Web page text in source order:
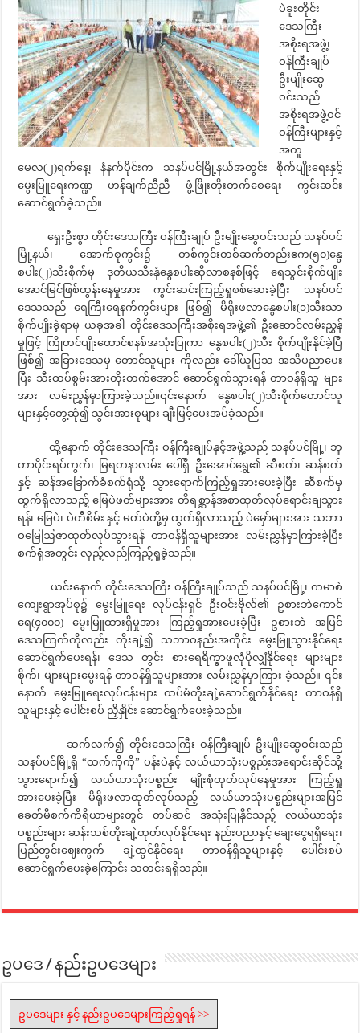
ပဲခူးတိုင်း
ဒေသကြီး
အစိုးရအဖွဲ့၊
ဝန်ကြီးချုပ်
ဦးမျိုးဆွေ
ဝင်းသည်
အစိုးရအဖွဲ့ဝင်
ဝန်ကြီးများနှင့်
အတူ
မေလ(၂)ရက်နေ့၊ နံနက်ပိုင်းက သနပ်ပင်မြို့နယ်အတွင်း စိုက်ပျိုးရေးနှင့်
မွေးမြူရေးကဏ္ဍ ဟန်ချက်ညီညီ ဖွံ့ဖြိုးတိုးတက်စေရေး ကွင်းဆင်း
ဆောင်ရွက်ခဲ့သည်။
ရှေးဦးစွာ တိုင်းဒေသကြီး ဝန်ကြီးချုပ် ဦးမျိုးဆွေဝင်းသည် သနပ်ပင်
မြို့နယ်၊ အောက်စုကွင်း၌ တစ်ကွင်းတစ်ဆက်တည်းဧက(၅၀)နွေ
စပါး(၂)သီးစိုက်မှ ဒုတိယသီးနှံနွေစပါးဆိုလာစနစ်ဖြင့် ရေသွင်းစိုက်ပျိုး
အောင်မြင်ဖြစ်ထွန်းနေမှုအား ကွင်းဆင်းကြည့်ရှုစစ်ဆေးခဲ့ပြီး သနပ်ပင်
ဒေသသည် ရေကြီးရေနက်ကွင်းများ ဖြစ်၍ မိရိုးဖလာနွေစပါး(၁)သီးသာ
စိုက်ပျိုးခဲ့ရာမှ ယခုအခါ တိုင်းဒေသကြီးအစိုးရအဖွဲ့၏ ဦးဆောင်လမ်းညွှန်
မှုဖြင့် ကြိုတင်ပျိုးထောင်စနစ်အသုံးပြုကာ နွေစပါး(၂)သီး စိုက်ပျိုးနိုင်ခဲ့ပြီ
ဖြစ်၍ အခြားဒေသမှ တောင်သူများ ကိုလည်း ခေါ်ယူပြသ အသိပညာပေး
ပြီး သီးထပ်စွမ်းအားတိုးတက်အောင် ဆောင်ရွက်သွားရန် တာဝန်ရှိသူ များ
အား လမ်းညွှန်မှာကြားခဲ့သည်။၎င်းနောက် နွေစပါး(၂)သီးစိုက်တောင်သူ
များနှင့်တွေ့ဆုံ၍ သွင်းအားစုများ ချီးမြှင့်ပေးအပ်ခဲ့သည်။
ထို့နောက် တိုင်းဒေသကြီး ဝန်ကြီးချုပ်နှင့်အဖွဲ့သည် သနပ်ပင်မြို့၊ ဘူ
တာပိုင်းရပ်ကွက်၊ မြရတနာလမ်း ပေါ်ရှိ ဦးအောင်ရွှေ၏ ဆီစက်၊ ဆန်စက်
နှင့် ဆန်အခြောက်ခံစက်ရုံသို့ သွားရောက်ကြည့်ရှုအားပေးခဲ့ပြီး ဆီစက်မှ
ထွက်ရှိလာသည့် မြေပဲဖတ်များအား တိရစ္ဆာန်အစာထုတ်လုပ်ရောင်းချသွား
ရန်၊ မြေပဲ၊ ပဲတီစိမ်း နှင့် မတ်ပဲတို့မှ ထွက်ရှိလာသည့် ပဲမှော်များအား သဘာ
ဝမြေဩဇာထုတ်လုပ်သွားရန် တာဝန်ရှိသူများအား လမ်းညွှန်မှာကြားခဲ့ပြီး
စက်ရုံအတွင်း လှည့်လည်ကြည့်ရှုခဲ့သည်။
ယင်းနောက် တိုင်းဒေသကြီး ဝန်ကြီးချုပ်သည် သနပ်ပင်မြို့၊ ကမာစဲ
ကျေးရွာအုပ်စု၌ မွေးမြူရေး လုပ်ငန်းရှင် ဦးဝင်းဗိုလ်၏ ဥစားဘဲကောင်
ရေ(၄၀၀၀) မွေးမြူထားရှိမှုအား ကြည့်ရှုအားပေးခဲ့ပြီး ဥစားဘဲ အပြင်
ဒေသကြက်ကိုလည်း တိုးချဲ့၍ သဘာဝနည်းအတိုင်း မွေးမြူသွားနိုင်ရေး
ဆောင်ရွက်ပေးရန်၊ ဒေသ တွင်း စားရေရိက္ခာဖူလုံပိုလျှံနိုင်ရေး များများ
စိုက်၊ များများမွေးရန် တာဝန်ရှိသူများအား လမ်းညွှန်မှာကြား ခဲ့သည်။ ၎င်း
နောက် မွေးမြူရေးလုပ်ငန်းများ ထပ်မံတိုးချဲ့ဆောင်ရွက်နိုင်ရေး တာဝန်ရှိ
သူများနှင့် ပေါင်းစပ် ညှိနှိုင်း ဆောင်ရွက်ပေးခဲ့သည်။
ဆက်လက်၍ တိုင်းဒေသကြီး ဝန်ကြီးချုပ် ဦးမျိုးဆွေဝင်းသည်
သနပ်ပင်မြို့ရှိ “ထက်ကိုကို” ပန်းပဲနှင့် လယ်ယာသုံးပစ္စည်းအရောင်းဆိုင်သို့
သွားရောက်၍ လယ်ယာသုံးပစ္စည်း မျိုးစုံထုတ်လုပ်နေမှုအား ကြည့်ရှု
အားပေးခဲ့ပြီး မိရိုးဖလာထုတ်လုပ်သည့် လယ်ယာသုံးပစ္စည်းများအပြင်
ခေတ်မီစက်ကိရိယာများတွင် တပ်ဆင် အသုံးပြုနိုင်သည့် လယ်ယာသုံး
ပစ္စည်းများ ဆန်းသစ်တိုးချဲ့ထုတ်လုပ်နိုင်ရေး နည်းပညာနှင့် ချေးငွေရရှိရေး၊
ပြည်တွင်းဈေးကွက် ချဲ့ထွင်နိုင်ရေး တာဝန်ရှိသူများနှင့် ပေါင်းစပ်
ဆောင်ရွက်ပေးခဲ့ကြောင်း သတင်းရရှိသည်။
ဥပဒေ / နည်းဥပဒေများ
ဥပဒေများ နှင့် နည်းဥပဒေများကြည့်ရှုရန် >>